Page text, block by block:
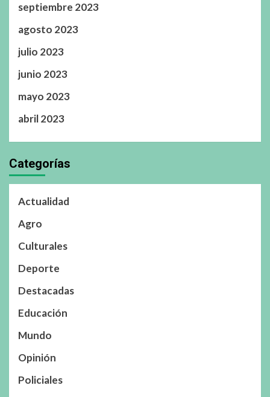
septiembre 2023
agosto 2023
julio 2023
junio 2023
mayo 2023
abril 2023
Categorías
Actualidad
Agro
Culturales
Deporte
Destacadas
Educación
Mundo
Opinión
Policiales